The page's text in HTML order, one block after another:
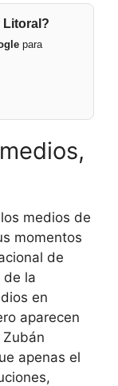
Litoral?
para
medios de
momentos
de
de la
en
aparecen
apenas el